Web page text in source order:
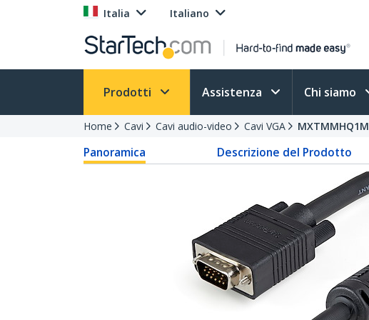
Italia Italiano
Prodotti Assistenza Chi siamo
Home Cavi Cavi audio-video Cavi VGA MXTMMHQ1M
Panoramica Descrizione del Prodotto